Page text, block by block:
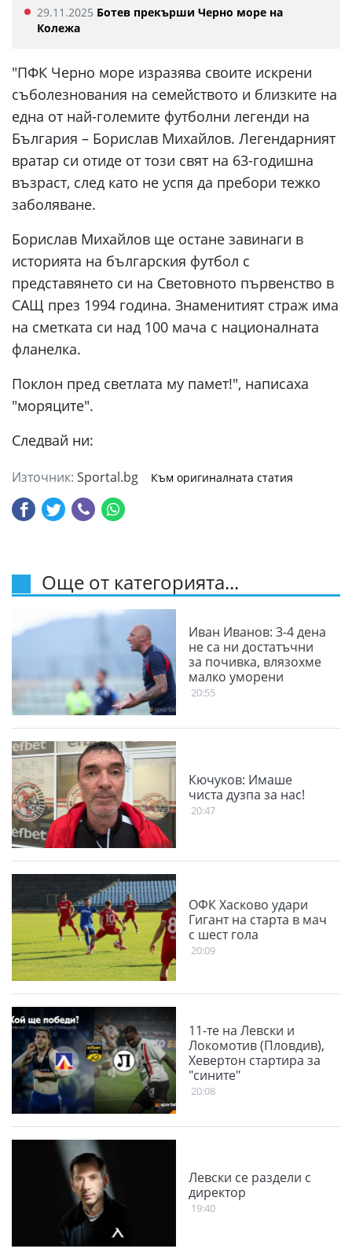
29.11.2025 Ботев прекърши Черно море на
Колежа
"ПФК Черно море изразява своите искрени
съболезнования на семейството и близките на
една от най-големите футболни легенди на
България – Борислав Михайлов. Легендарният
вратар си отиде от този свят на 63-годишна
възраст, след като не успя да пребори тежко
заболяване.
Борислав Михайлов ще остане завинаги в
историята на българския футбол с
представянето си на Световното първенство в
САЩ през 1994 година. Знаменитият страж има
на сметката си над 100 мача с националната
фланелка.
Поклон пред светлата му памет!", написаха
"моряците".
Следвай ни:
Източник: Sportal.bg Към оригиналната статия
Още от категорията...
Иван Иванов: 3-4 дена
не са ни достатъчни
за почивка, влязохме
малко уморени
20:55
Кючуков: Имаше
чиста дузпа за нас!
20:47
ОФК Хасково удари
Гигант на старта в мач
с шест гола
20:09
11-те на Левски и
Локомотив (Пловдив),
Хевертон стартира за
"сините"
20:08
Левски се раздели с
директор
19:40